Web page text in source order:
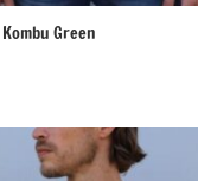
Green
€39,98.